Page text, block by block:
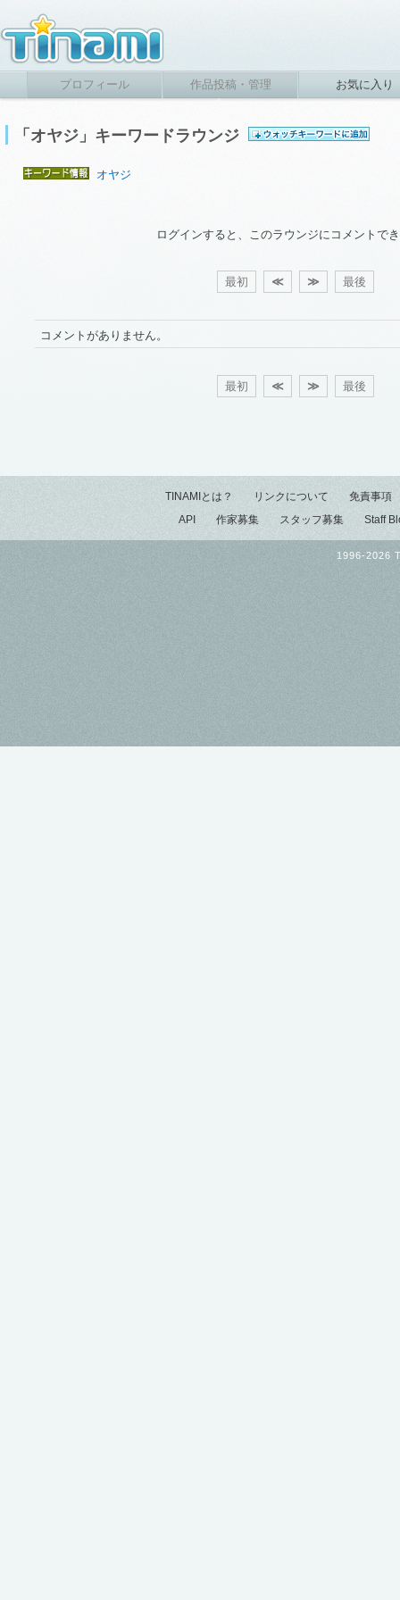
プロフィール 作品投稿・管理 お気に入り
「オヤジ」キーワードラウンジ
オヤジ
ログインすると、このラウンジにコメントで
最初 ≪ ≫ 最後
コメントがありません。
最初 ≪ ≫ 最後
TINAMIとは？ リンクについて
免責事項
API
作家募集 スタッフ募集 Staff
1996-2026